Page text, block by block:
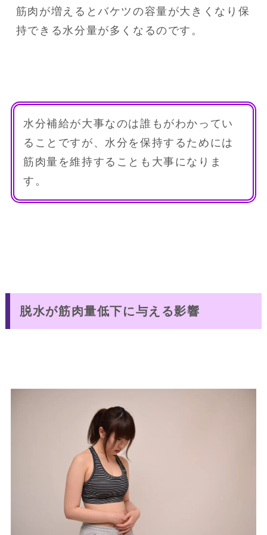
筋肉が増えるとバケツの容量が大きくなり保
持できる水分量が多くなるのです。
水分補給が大事なのは誰もがわかってい
ることですが、水分を保持するためには
筋肉量を維持することも大事になりま
す。
脱水が筋肉量低下に与える影響